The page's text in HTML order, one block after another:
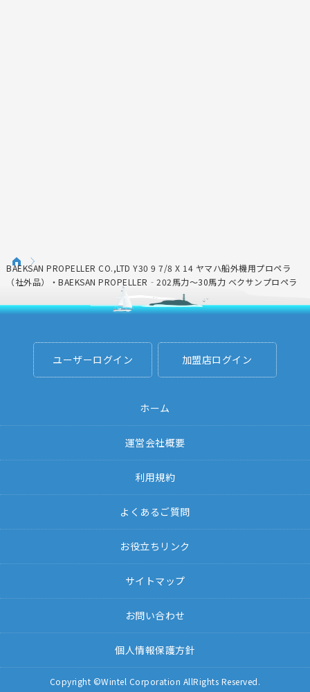
BAEKSAN PROPELLER CO.,LTD Y30 9 7/8 X 14 ヤマハ船外機用プロペラ
（社外品）・BAEKSAN PROPELLER‐202馬力～30馬力 ベクサンプロペラ
ユーザーログイン 加盟店ログイン
ホーム
運営会社概要
利用規約
よくあるご質問
お役立ちリンク
サイトマップ
お問い合わせ
個人情報保護方針
Copyright ©Wintel Corporation AllRights Reserved.